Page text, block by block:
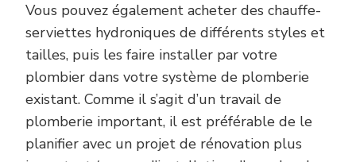
Vous pouvez également acheter des chauffe-
serviettes hydroniques de différents styles et
tailles, puis les faire installer par votre
plombier dans votre système de plomberie
existant. Comme il s’agit d’un travail de
plomberie important, il est préférable de le
planifier avec un projet de rénovation plus